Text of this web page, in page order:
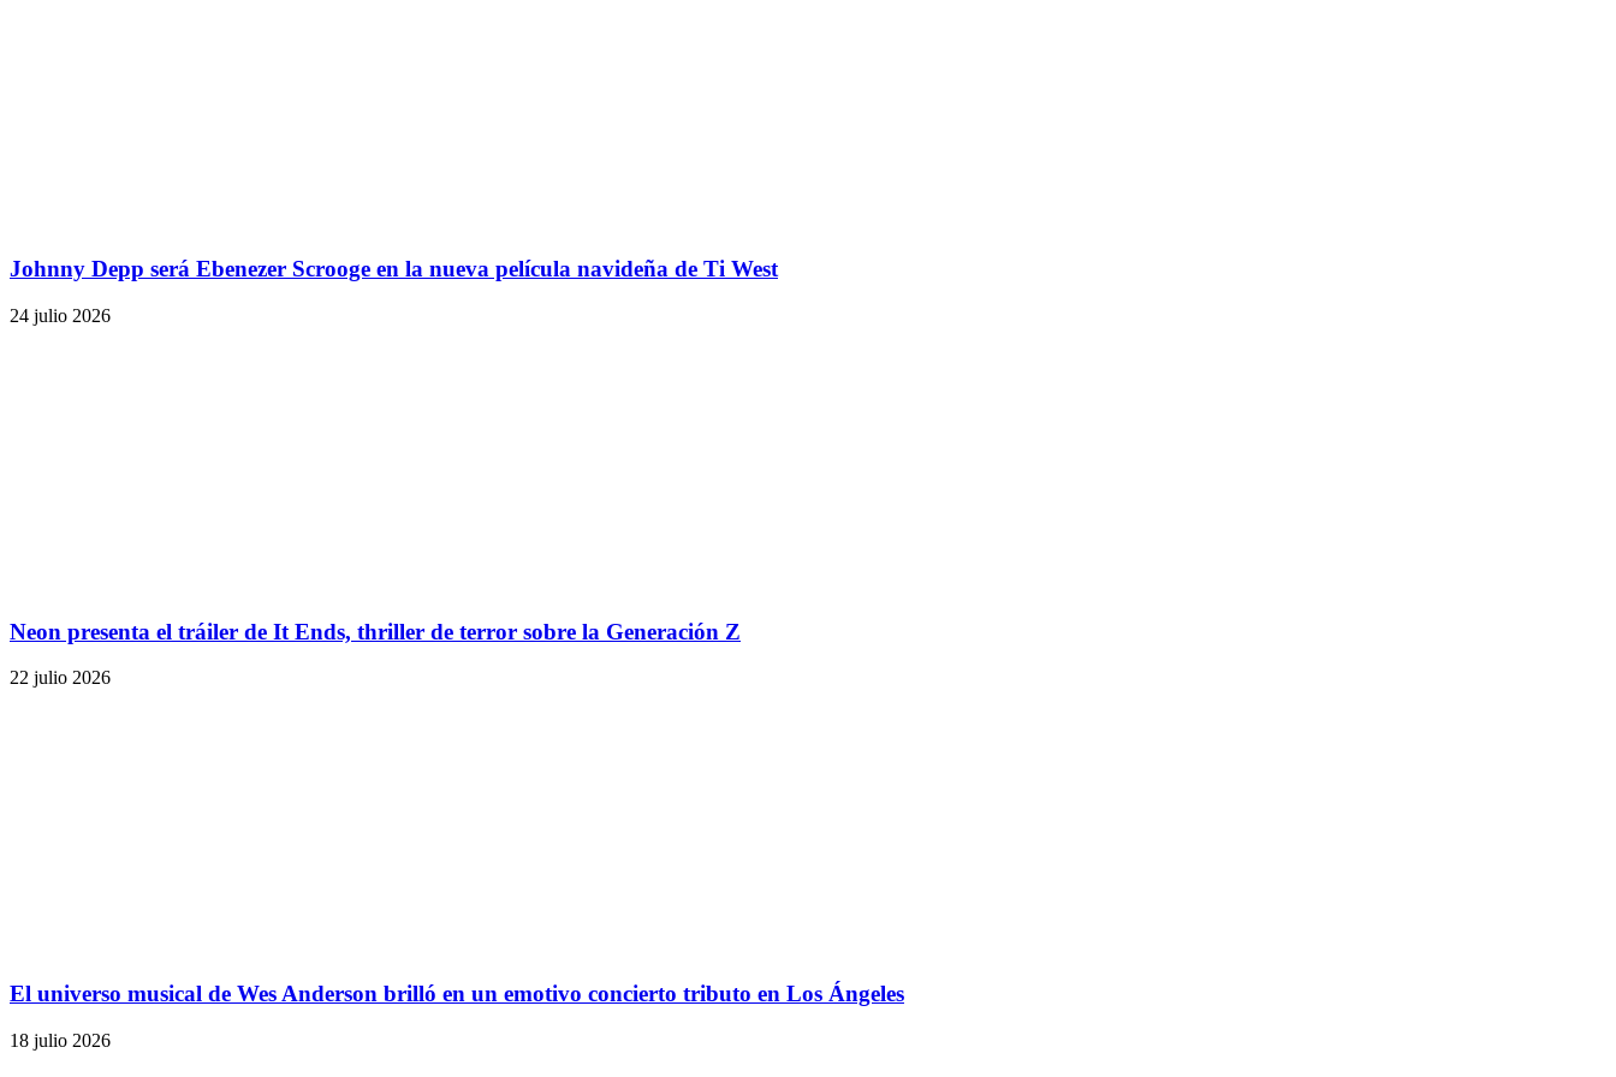
Johnny Depp será Ebenezer Scrooge en la nueva película navideña de Ti West
24 julio 2026
Neon presenta el tráiler de It Ends, thriller de terror sobre la Generación Z
22 julio 2026
El universo musical de Wes Anderson brilló en un emotivo concierto tributo en Los Ángeles
18 julio 2026